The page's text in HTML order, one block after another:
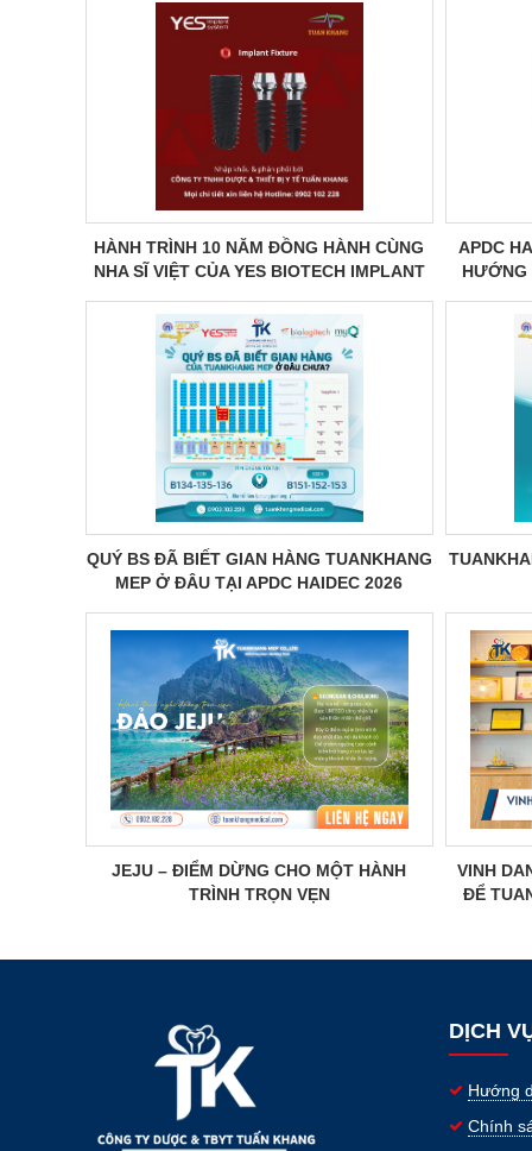
HÀNH TRÌNH 10 NĂM ĐỒNG HÀNH CÙNG
NHA SĨ VIỆT CỦA YES BIOTECH IMPLANT
APDC
HƯỚNG
QUÝ BS ĐÃ BIẾT GIAN HÀNG TUANKHANG
MEP Ở ĐÂU TẠI APDC HAIDEC 2026
JEJU – ĐIỂM DỪNG CHO MỘT HÀNH
TRÌNH TRỌN VẸN
VINH
ĐỂ
DỊCH
Hướng
Chính